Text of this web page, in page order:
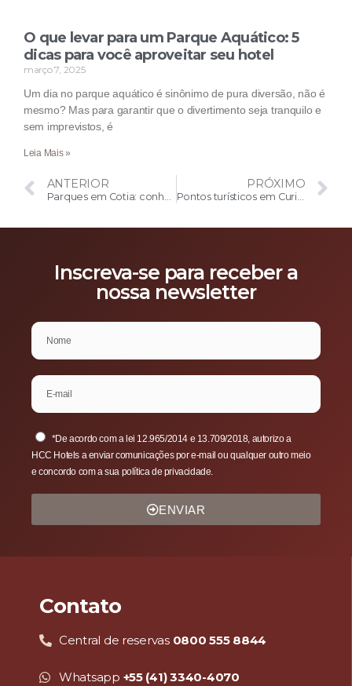
O que levar para um Parque Aquático: 5
dicas para você aproveitar seu hotel
março 7, 2025
Um dia no parque aquático é sinônimo de pura diversão, não é
mesmo? Mas para garantir que o divertimento seja tranquilo e
sem imprevistos, é
Leia Mais »
ANTERIOR PRÓXIMO
Pontos turísticos em Curitiba: confira as principais atrações
Inscreva-se para receber a
nossa newsletter
*De acordo com a lei 12.965/2014 e 13.709/2018, autorizo a
HCC Hotels a enviar comunicações por e-mail ou qualquer outro meio
e concordo com a sua política de privacidade.
ENVIAR
Contato
Central de reservas 0800 555 8844
Whatsapp +55 (41) 3340-4070